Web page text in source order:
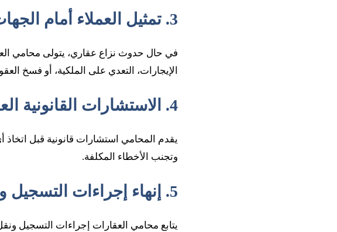
3. تمثيل العملاء أمام الجهات القضائية
في حال حدوث نزاع عقاري، يتولى محامي
الإيجارات، التعدي على الملكية، أو فسخ
4. الاستشارات القانونية العقارية
يقدم المحامي استشارات قانونية قبل اتخاذ
وتجنب الأخطاء المكلفة.
5. إنهاء إجراءات التسجيل ونقل الملكية
يتابع محامي العقارات إجراءات التسجيل